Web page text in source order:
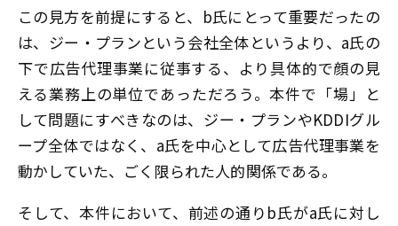
この見方を前提にすると、b氏にとって重要だったの
は、ジー・プランという会社全体というより、a氏の
下で広告代理事業に従事する、より具体的で顔の見
える業務上の単位であっただろう。本件で「場」と
して問題にすべきなのは、ジー・プランやKDDIグル
ープ全体ではなく、a氏を中心として広告代理事業を
動かしていた、ごく限られた人的関係である。
そして、本件において、前述の通りb氏がa氏に対し